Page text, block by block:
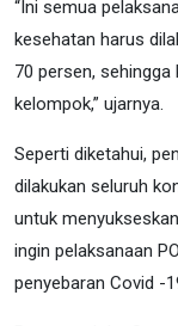
“Ini semua
kesehatan harus
70 persen,
kelompok,” ujarnya.
Seperti diketahui,
dilakukan seluruh
untuk
ingin pelaksanaan
penyebaran Covid -